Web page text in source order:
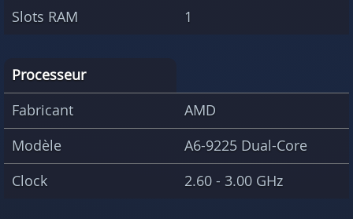
Slots RAM 1
Processeur
Fabricant
AMD
Modèle
A6-9225 Dual-Core
Clock
2.60 - 3.00 GHz